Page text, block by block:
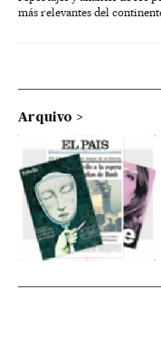
más relevantes del
Arquivo